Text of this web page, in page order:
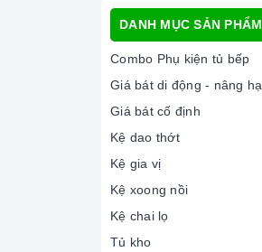
DANH MỤC SẢN PHẨM
Combo Phụ kiện tủ bếp
Giá bát di động - nâng hạ
Giá bát cố định
Kệ dao thớt
Kệ gia vị
Kệ xoong nồi
Kệ chai lọ
Tủ kho